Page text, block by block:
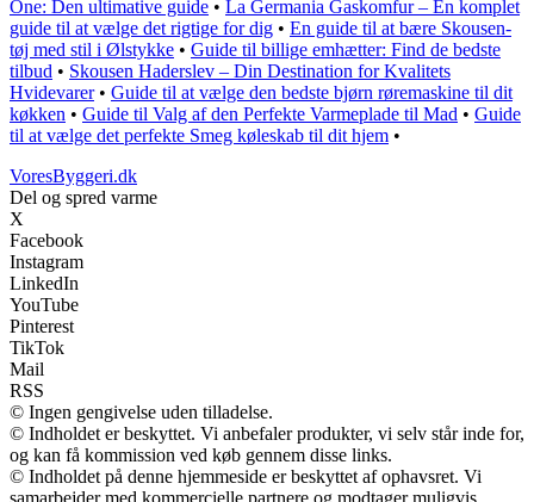
One: Den ultimative guide • La Germania Gaskomfur – En komplet
guide til at vælge det rigtige for dig • En guide til at bære Skousen-
tøj med stil i Ølstykke • Guide til billige emhætter: Find de bedste
tilbud • Skousen Haderslev – Din Destination for Kvalitets
Hvidevarer• Guide til at vælge den bedste bjørn røremaskine til dit
køkken • Guide til Valg af den Perfekte Varmeplade til Mad • Guide
til at vælge det perfekte Smeg køleskab til dit hjem •
VoresByggeri.dk
Del og spred varme
X
Facebook
Instagram
LinkedIn
YouTube
Pinterest
TikTok
Mail
RSS
© Ingen gengivelse uden tilladelse.
© Indholdet er beskyttet. Vi anbefaler produkter, vi selv står inde for,
og kan få kommission ved køb gennem disse links.
© Indholdet på denne hjemmeside er beskyttet af ophavsret. Vi
samarbejder med kommercielle partnere og modtager muligvis